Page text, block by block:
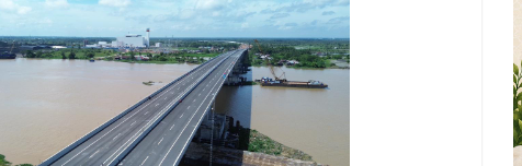
Pangan P2B Pertanian Cabe Milik Warga